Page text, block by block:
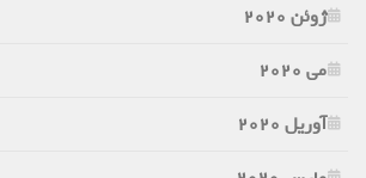
ژوئن 2020
می 2020
آوریل 2020